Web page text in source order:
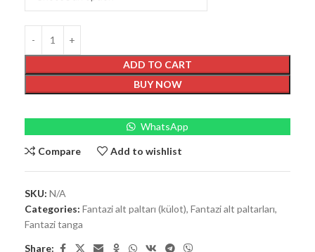
ADD TO CART
BUY NOW
WhatsApp
Compare Add to wishlist
SKU: N/A
Categories: Fantazi alt paltarı (külot), Fantazi alt paltarları,
Fantazi tanga
Share: